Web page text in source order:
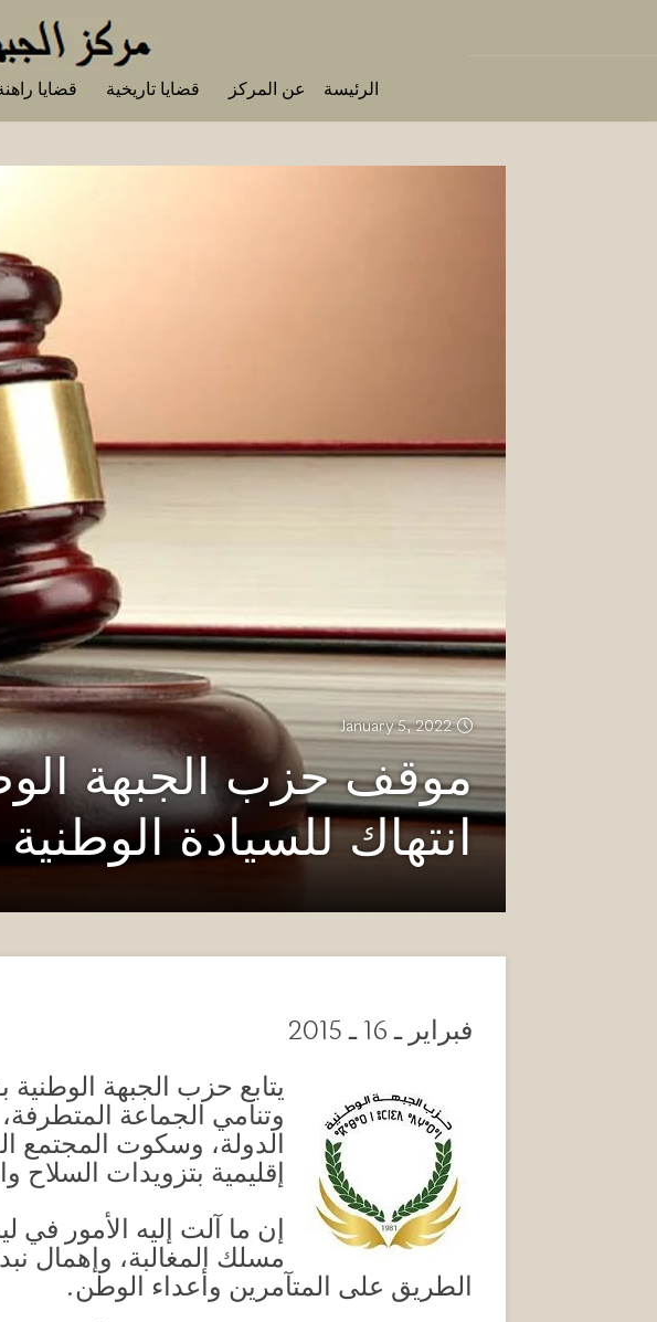
الرئيسة عن المركز قضايا تاريخية قضايا
January 5, 2022
موقف حزب الجبهة
انتهاك للسيادة الوطنية
فبراير ـ 16 ـ 2015
يتابع حزب الجبهة الوطنية
وتنامي الجماعة
الدولة، وسكوت المجتمع
إقليمية بتزويدات السلاح
إن ما آلت إليه الأمور في
مسلك المغالبة، وإهمال
الطريق على المتآمرين وأعداء الوطن.